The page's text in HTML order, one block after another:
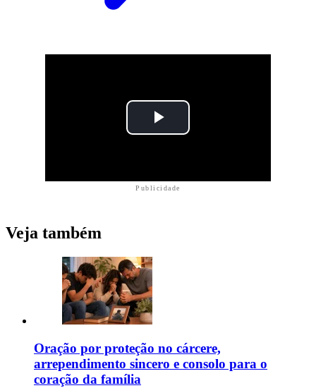
Publicidade
Veja também
Oração por proteção no cárcere,
arrependimento sincero e consolo para o
coração da família